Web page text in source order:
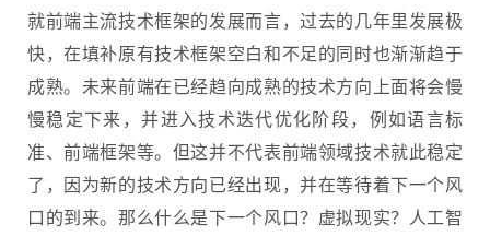
就前端主流技术框架的发展而言，过去的几年里发展极
快，在填补原有技术框架空白和不足的同时也渐渐趋于
成熟。未来前端在已经趋向成熟的技术方向上面将会慢
慢稳定下来，并进入技术迭代优化阶段，例如语言标
准、前端框架等。但这并不代表前端领域技术就此稳定
了，因为新的技术方向已经出现，并在等待着下一个风
口的到来。那么什么是下一个风口？虚拟现实？人工智